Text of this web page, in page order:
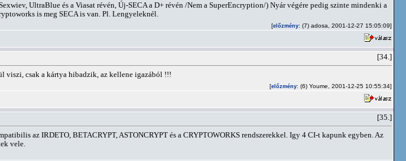
UltraBlue és a Viasat révén, Új-SECA a D+ révén /Nem a SuperEncryption/) Nyár végére pedig szinte mindenki a
is meg SECA is van. Pl. Lengyeleknél.
[előzmény: (7) adosa, 2001-12-27 15:05:09]
[34.]
viszi, csak a kártya hibadzik, az kellene igazából !!!
[előzmény: (6) Youme, 2001-12-25 10:55:34]
[35.]
az IRDETO, BETACRYPT, ASTONCRYPT és a CRYPTOWORKS rendszerekkel. Igy 4 CI-t kapunk egyben. Az
vele.